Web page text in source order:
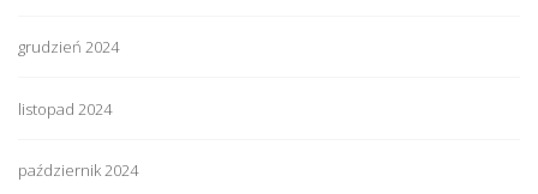
grudzień 2024
listopad 2024
październik 2024